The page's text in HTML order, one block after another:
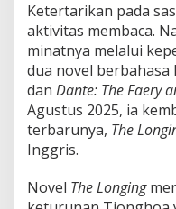
Ketertarikan pada
aktivitas membaca.
minatnya melalui
dua novel berbahasa
dan Dante: The Faery
Agustus 2025, ia
terbarunya, The
Inggris.
Novel The Longing